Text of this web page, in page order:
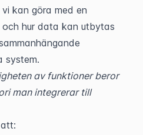
kan göra med en
hur data kan utbytas
system.
av funktioner beror
man integrerar till